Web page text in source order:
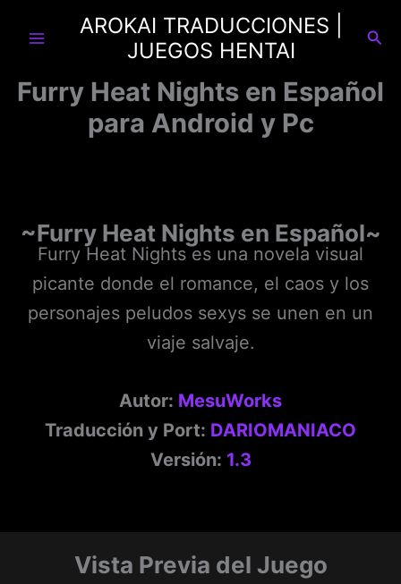
AROKAI TRADUCCIONES |
JUEGOS HENTAI
Furry Heat Nights en Español
para Android y Pc
~Furry Heat Nights en Español~
Furry Heat Nights es una novela visual
picante donde el romance, el caos y los
personajes peludos sexys se unen en un
viaje salvaje.
Autor: MesuWorks
Traducción y Port: DARIOMANIACO
Versión: 1.3
Vista Previa del Juego